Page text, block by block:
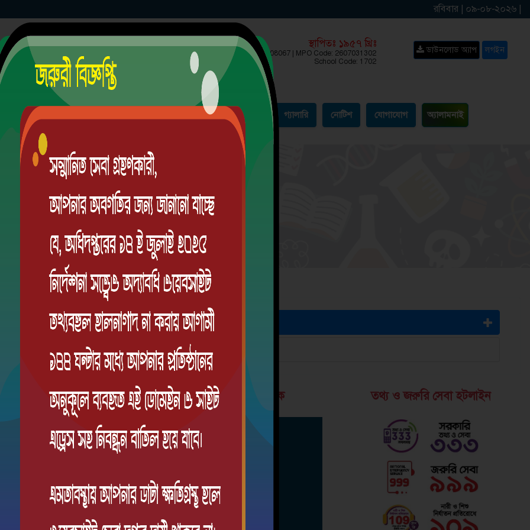
রবিবার | ০৯-০৮-২০২৬ |
স্থাপিতঃ ১৯৫৭ খ্রিঃ
EIIN: 108067 | MPO Code: 2607031302
School Code: 1702
ডাউনলোড অ্যাপ লগইন
ভ্যাকসিন রুটিন রেজাল্ট গ্যালারি নোটিশ যোগাযোগ অ্যালামনাই
ক্যাম্পাস
ক্লাব
লিংক সমূহ
of Education
of Primary Education
সকল শিক্ষাবোর্ডের লিংক
BISE, Dhaka
BISE, Barisal
BISE, Cumilla
BISE, Dinajpur
BISE, Mymensingh
BISE, Jashore
তথ্য ও জরুরি সেবা হটলাইন